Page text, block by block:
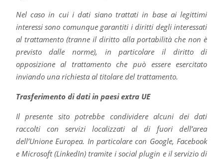
Nel caso in cui i dati siano trattati in base ai legittimi
interessi sono comunque garantiti i diritti degli interessati
al trattamento (tranne il diritto alla portabilità che non è
previsto dalle norme), in particolare il diritto di
opposizione al trattamento che può essere esercitato
inviando una richiesta al titolare del trattamento.
Trasferimento di dati in paesi extra UE
Il presente sito potrebbe condividere alcuni dei dati
raccolti con servizi localizzati al di fuori dell’area
dell’Unione Europea. In particolare con Google, Facebook
e Microsoft (LinkedIn) tramite i social plugin e il servizio di